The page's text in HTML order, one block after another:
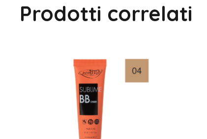
Prodotti correlati